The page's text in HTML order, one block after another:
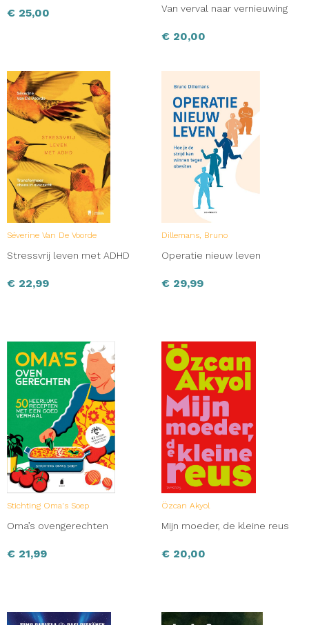
€ 25,00 Van verval naar vernieuwing
€ 20,00
Séverine Van De Voorde
Stressvrij leven met ADHD
€ 22,99
Dillemans, Bruno
Operatie nieuw leven
€ 29,99
Stichting Oma's Soep
Oma’s ovengerechten
€ 21,99
Özcan Akyol
Mijn moeder, de kleine reus
€ 20,00